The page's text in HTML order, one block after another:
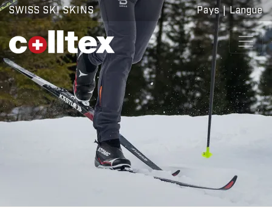
SWISS SKI SKINS Pays|Langue